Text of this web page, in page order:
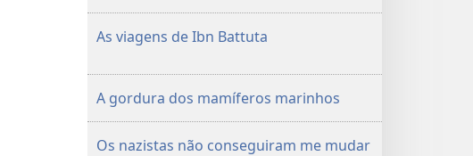
As viagens de Ibn Battuta
A gordura dos mamíferos marinhos
Os nazistas não conseguiram me mudar